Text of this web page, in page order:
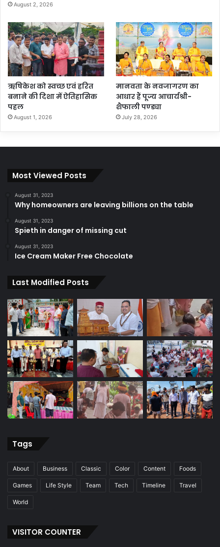
August 2, 2026
ऋषिकेश को स्वच्छ एवं हरित
बनाने की दिशा में ऐतिहासिक
पहल
August 1, 2026
मानवता के नवजागरण का
आधार हैं पूज्य आचार्यश्री-
शैफाली पण्ड्या
July 28, 2026
Most Viewed Posts
August 31, 2023
Why homeowners are leaving billions on the table
August 31, 2023
Spieth in danger of missing cut
August 31, 2023
Ice Cream Maker Free Chocolate
Last Modified Posts
Tags
About Business Classic Color Content Foods
Games Life Style Team Tech Timeline Travel
World
VISITOR COUNTER